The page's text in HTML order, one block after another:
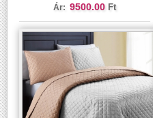
Ár: 9500.00 Ft